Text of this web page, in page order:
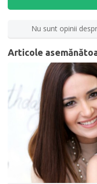
Nu sunt opinii
Articole